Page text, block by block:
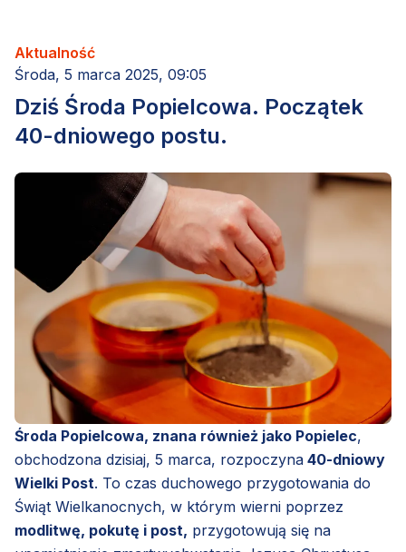
Aktualność
Środa, 5 marca 2025, 09:05
Dziś Środa Popielcowa. Początek
40-dniowego postu.
Środa Popielcowa, znana również jako Popielec,
obchodzona dzisiaj, 5 marca, rozpoczyna 40-dniowy
Wielki Post. To czas duchowego przygotowania do
Świąt Wielkanocnych, w którym wierni poprzez
modlitwę, pokutę i post, przygotowują się na